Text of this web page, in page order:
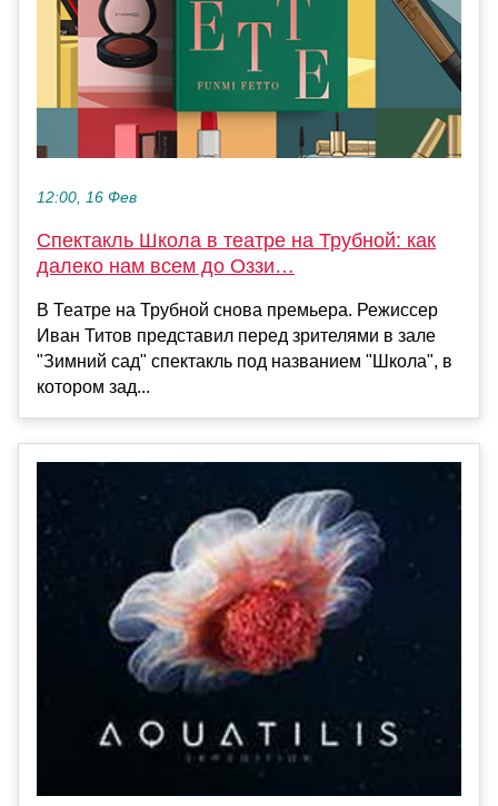
12:00, 16 Фев
Спектакль Школа в театре на Трубной: как
далеко нам всем до Оззи…
В Театре на Трубной снова премьера. Режиссер
Иван Титов представил перед зрителями в зале
"Зимний сад" спектакль под названием "Школа", в
котором зад...